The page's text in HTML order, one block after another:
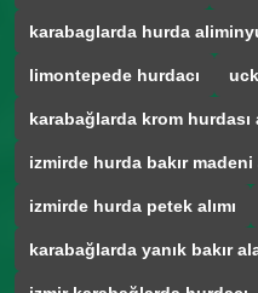
karabaglarda hurda
limontepede hurdacı
karabağlarda krom hurdası
izmirde hurda bakır madeni
izmirde hurda petek alımı
karabağlarda yanık bakır